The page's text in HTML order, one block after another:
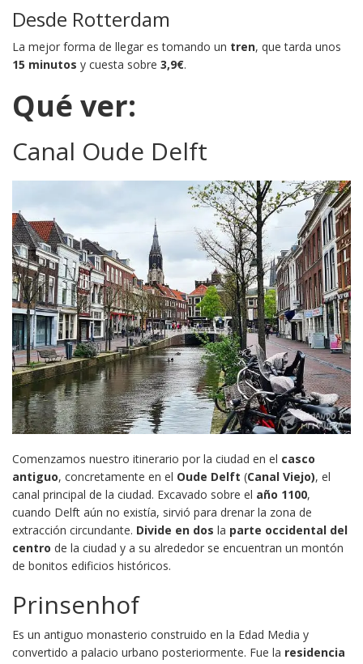
Desde Rotterdam
La mejor forma de llegar es tomando un tren, que tarda unos
15 minutos y cuesta sobre 3,9€.
Qué ver:
Canal Oude Delft
Comenzamos nuestro itinerario por la ciudad en el casco
antiguo, concretamente en el Oude Delft (Canal Viejo), el
canal principal de la ciudad. Excavado sobre el año 1100,
cuando Delft aún no existía, sirvió para drenar la zona de
extracción circundante. Divide en dos la parte occidental del
centro de la ciudad y a su alrededor se encuentran un montón
de bonitos edificios históricos.
Prinsenhof
Es un antiguo monasterio construido en la Edad Media y
convertido a palacio urbano posteriormente. Fue la residencia